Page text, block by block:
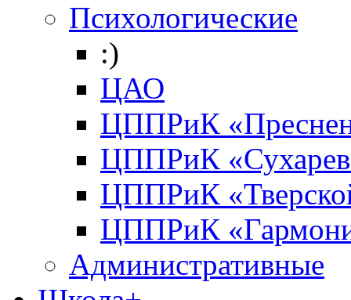
Психологические
:)
ЦАО
ЦППРиК
ЦППРиК
ЦППРиК
ЦППРиК
Административные